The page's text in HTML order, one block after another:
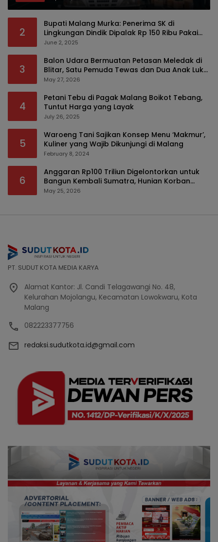
2
Bupati Malang Murka: Penerima SK di
Lingkungan Dindik Dipalak Rp 150 Ribu Pakai
Modus Tumpengan, KPK Turut Pantau
June 2, 2025
3
Balon Udara Bermuatan Petasan Meledak di
Blitar, Satu Pemuda Tewas dan Dua Anak Luka
Serius
May 27, 2026
4
Petani Tebu di Pagak Malang Boikot Tebang,
Tuntut Harga yang Layak
July 26, 2025
5
Waroeng Tani Sajikan Konsep Menu ‘Makmur’,
Kuliner yang Wajib Dikunjungi di Malang
February 8, 2024
6
Anggaran Rp100 Triliun Digelontorkan untuk
Bangun Kembali Sumatra, Hunian Korban
Bencana Bakal Difokuskan
May 25, 2026
PT. SUDUT KOTA MEDIA KARYA
Alamat Kantor: Jl. Candi Telagawangi No. 48,
Kelurahan Mojolangu, Kecamatan Lowokwaru, Kota
Malang
082223377756
redaksi.sudutkota.id@gmail.com